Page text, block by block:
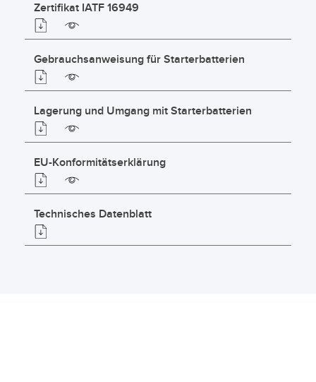
Zertifikat IATF 16949
Gebrauchsanweisung für Starterbatterien
Lagerung und Umgang mit Starterbatterien
EU-Konformitätserklärung
Technisches Datenblatt